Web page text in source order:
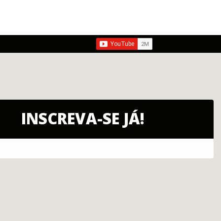
INSCREVA-SE JÁ!